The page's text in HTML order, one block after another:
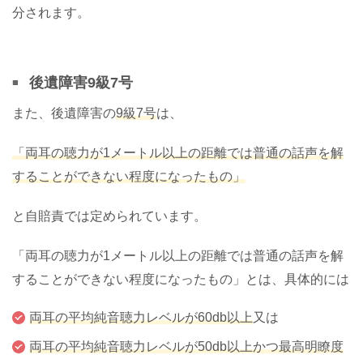
分されます。
後遺障害9級7号
また、後遺障害の9級7号は、
「両耳の聴力が1メートル以上の距離では普通の話声を解
することができない程度になったもの」
と自賠責では定められています。
「両耳の聴力が1メートル以上の距離では普通の話声を解
することができない程度になったもの」とは、具体的には
両耳の平均純音聴力レベルが60db以上又は
両耳の平均純音聴力レベルが50db以上かつ最高明瞭度